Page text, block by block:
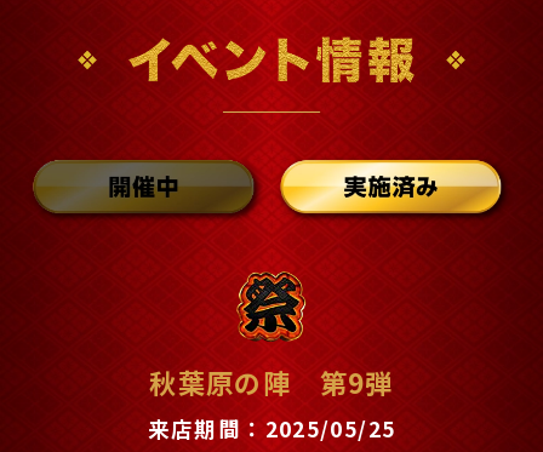
秋葉原の陣 第9弾
来店期間：2025/05/25